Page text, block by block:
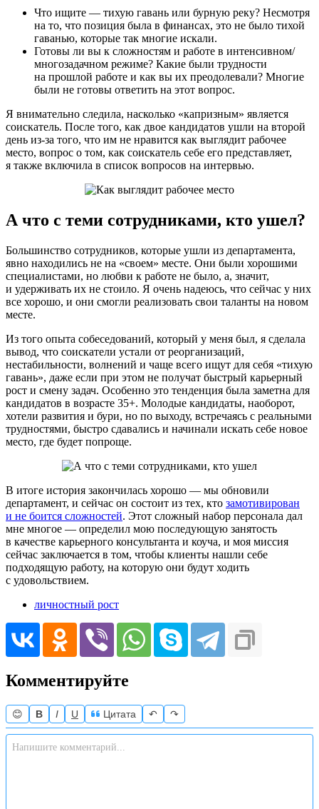
Что ищите — тихую гавань или бурную реку? Несмотря
на то, что позиция была в финансах, это не было тихой
гаванью, которые так многие искали.
Готовы ли вы к сложностям и работе в интенсивном/
многозадачном режиме? Какие были трудности
на прошлой работе и как вы их преодолевали? Многие
были не готовы ответить на этот вопрос.
Я внимательно следила, насколько «капризным» является
соискатель. После того, как двое кандидатов ушли на второй
день из-за того, что им не нравится как выглядит рабочее
место, вопрос о том, как соискатель себе его представляет,
я также включила в список вопросов на интервью.
А что с теми сотрудниками, кто ушел?
Большинство сотрудников, которые ушли из департамента,
явно находились не на «своем» месте. Они были хорошими
специалистами, но любви к работе не было, а, значит,
и удерживать их не стоило. Я очень надеюсь, что сейчас у них
все хорошо, и они смогли реализовать свои таланты на новом
месте.
Из того опыта собеседований, который у меня был, я сделала
вывод, что соискатели устали от реорганизаций,
нестабильности, волнений и чаще всего ищут для себя «тихую
гавань», даже если при этом не получат быстрый карьерный
рост и смену задач. Особенно это тенденция была заметна для
кандидатов в возрасте 35+. Молодые кандидаты, наоборот,
хотели развития и бури, но по выходу, встречаясь с реальными
трудностями, быстро сдавались и начинали искать себе новое
место, где будет попроще.
В итоге история закончилась хорошо — мы обновили
департамент, и сейчас он состоит из тех, кто замотивирован
и не боится сложностей. Этот сложный набор персонала дал
мне многое — определил мою последующую занятость
в качестве карьерного консультанта и коуча, и моя миссия
сейчас заключается в том, чтобы клиенты нашли себе
подходящую работу, на которую они будут ходить
с удовольствием.
личностный рост
Комментируйте
😊 B I U Цитата ↶ ↷